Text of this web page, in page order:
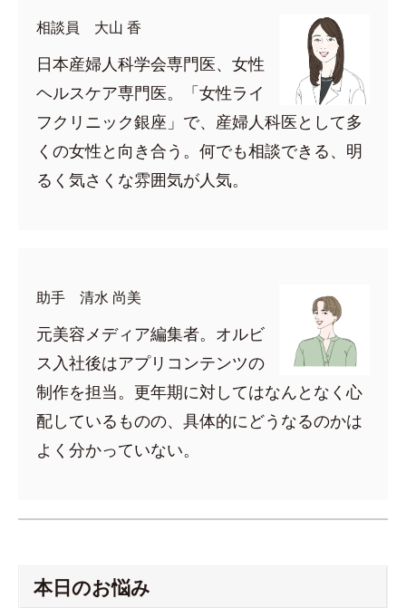
相談員 大山 香
日本産婦人科学会専門医、女性
ヘルスケア専門医。「女性ライ
フクリニック銀座」で、産婦人科医として多
くの女性と向き合う。何でも相談できる、明
るく気さくな雰囲気が人気。
助手 清水 尚美
元美容メディア編集者。オルビ
ス入社後はアプリコンテンツの
制作を担当。更年期に対してはなんとなく心
配しているものの、具体的にどうなるのかは
よく分かっていない。
本日のお悩み